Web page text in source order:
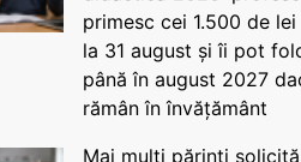
primesc cei 1.500 de lei
la 31 august și îi pot
până în august 2027
rămân în învățământ
Mai mulți părinți